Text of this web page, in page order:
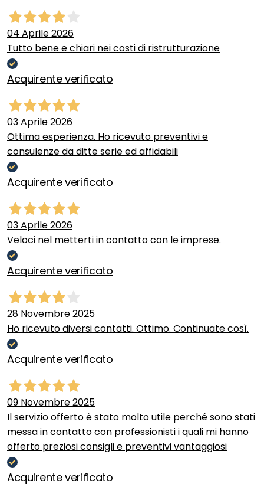
04 Aprile 2026
Tutto bene e chiari nei costi di ristrutturazione
Acquirente verificato
03 Aprile 2026
Ottima esperienza. Ho ricevuto preventivi e
consulenze da ditte serie ed affidabili
Acquirente verificato
03 Aprile 2026
Veloci nel metterti in contatto con le imprese.
Acquirente verificato
28 Novembre 2025
Ho ricevuto diversi contatti. Ottimo. Continuate così.
Acquirente verificato
09 Novembre 2025
Il servizio offerto è stato molto utile perché sono stati
messa in contatto con professionisti i quali mi hanno
offerto preziosi consigli e preventivi vantaggiosi
Acquirente verificato